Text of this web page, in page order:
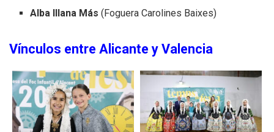
Alba Illana Más (Foguera Carolines Baixes)
Vínculos entre Alicante y Valencia